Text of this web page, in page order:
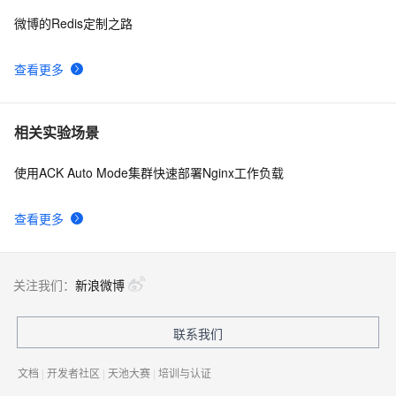
查看更多
微博的Redis定制之路
相关实验场景
查看更多
使用ACK Auto Mode集群快速部署Nginx工作负载
关注我们： 新浪微博
联系我们
文档 | 开发者社区 | 天池大赛 | 培训与认证